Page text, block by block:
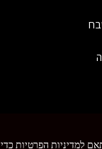
למדיניות הפרטיות